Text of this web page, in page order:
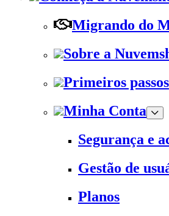
Migrando do
Sobre a
Primeiros passos
Minha Conta
Segurança e
Gestão de
Planos